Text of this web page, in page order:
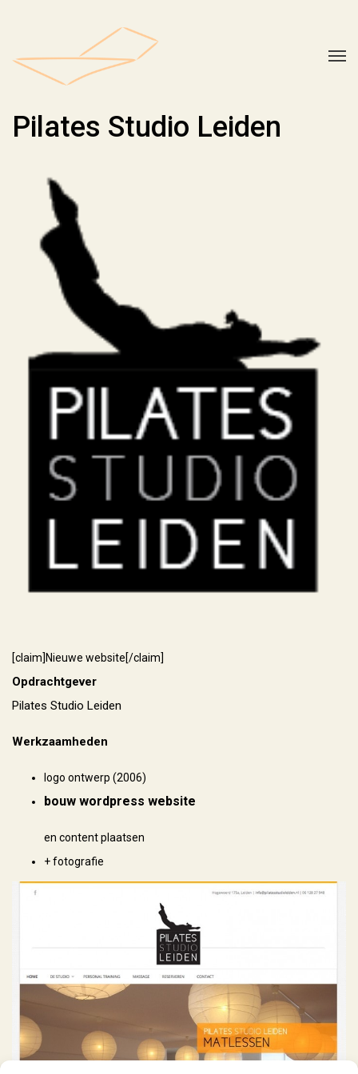
Pilates Studio Leiden
[claim]Nieuwe website[/claim]
Opdrachtgever
Pilates Studio Leiden
Werkzaamheden
logo ontwerp (2006)
bouw wordpress website
en content plaatsen
+ fotografie